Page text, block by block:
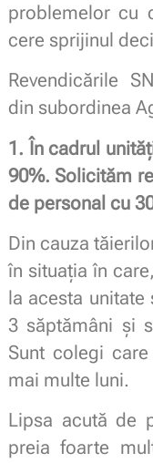
problemelor cu
cere sprijinul
Revendicările
din subordinea
1. În cadrul
90%. Solicităm
de personal cu
Din cauza
în situația în
la acesta
3 săptămâni și
Sunt colegi
mai multe luni.
Lipsa acută de
preia foarte